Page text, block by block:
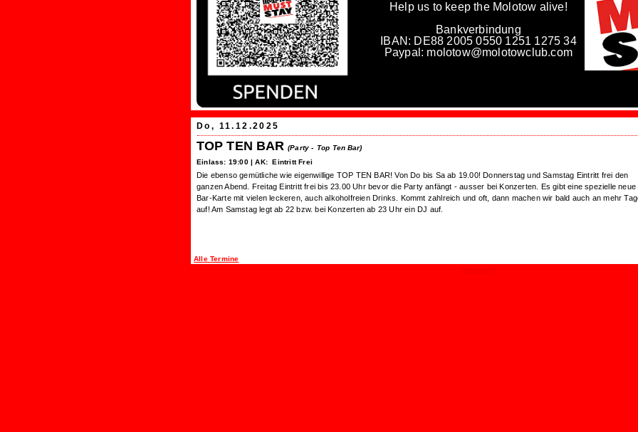
Help us to keep the Molotow alive!
Bankverbindung
IBAN: DE88 2005 0550 1251 1275 34
Paypal: molotow@molotowclub.com
Do, 11.12.2025
TOP TEN BAR(Party - Top Ten Bar)
Einlass: 19:00 | AK: Eintritt Frei
Die ebenso gemütliche wie eigenwillige TOP TEN BAR! Von Do bis Sa ab 19.00! Donnerstag und Samstag Eintritt frei den
ganzen Abend. Freitag Eintritt frei bis 23.00 Uhr bevor die Party anfängt - ausser bei Konzerten. Es gibt eine spezielle neue
Bar-Karte mit vielen leckeren, auch alkoholfreien Drinks. Kommt zahlreich und oft, dann machen wir bald auch an mehr
auf! Am Samstag legt ab 22 bzw. bei Konzerten ab 23 Uhr ein DJ auf.
Alle Termine